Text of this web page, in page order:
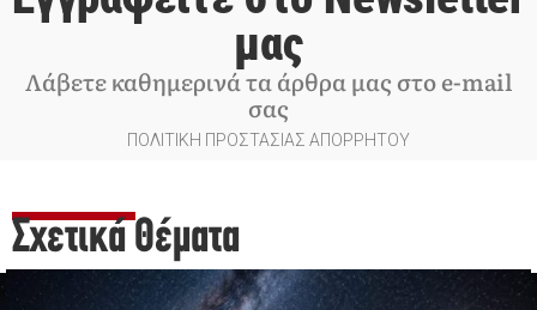
μας
Λάβετε καθημερινά τα άρθρα μας στο e-mail
σας
ΠΟΛΙΤΙΚΗ ΠΡΟΣΤΑΣΙΑΣ ΑΠΟΡΡΗΤΟΥ
Σχετικά Θέματα